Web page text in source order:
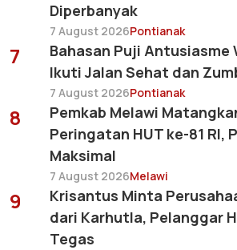
Diperbanyak
7 August 2026Pontianak
7
Bahasan Puji Antusiasme
Ikuti Jalan Sehat dan
7 August 2026Pontianak
8
Pemkab Melawi
Peringatan HUT ke-81 RI,
Maksimal
7 August 2026Melawi
9
Krisantus Minta
dari Karhutla, Pelanggar
Tegas